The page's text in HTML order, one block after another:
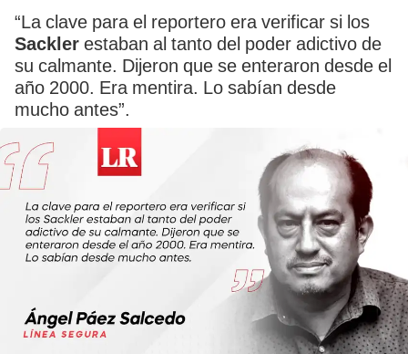
“La clave para el reportero era verificar si los
Sackler estaban al tanto del poder adictivo de
su calmante. Dijeron que se enteraron desde el
año 2000. Era mentira. Lo sabían desde
mucho antes”.